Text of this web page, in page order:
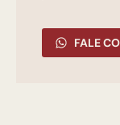
FALE